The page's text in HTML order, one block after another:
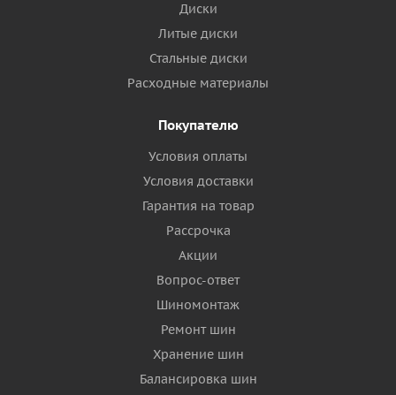
Диски
Литые диски
Стальные диски
Расходные материалы
Покупателю
Условия оплаты
Условия доставки
Гарантия на товар
Рассрочка
Акции
Вопрос-ответ
Шиномонтаж
Ремонт шин
Хранение шин
Балансировка шин